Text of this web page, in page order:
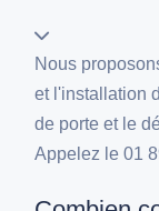
Nous
et l'installation
de porte et le
Appelez le 01